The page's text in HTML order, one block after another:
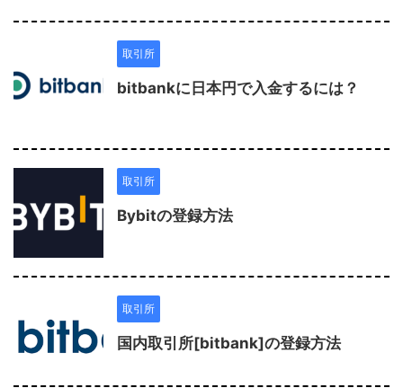
取引所
bitbankに日本円で入金するには？
取引所
Bybitの登録方法
取引所
国内取引所[bitbank]の登録方法